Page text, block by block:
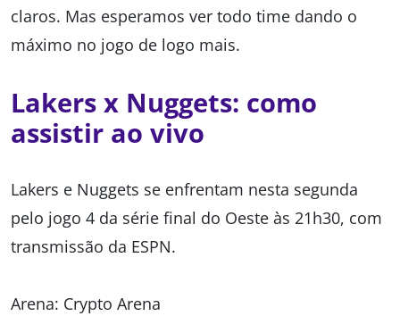
claros. Mas esperamos ver todo time dando o
máximo no jogo de logo mais.
Lakers x Nuggets: como
assistir ao vivo
Lakers e Nuggets se enfrentam nesta segunda
pelo jogo 4 da série final do Oeste às 21h30, com
transmissão da ESPN.
Arena: Crypto Arena